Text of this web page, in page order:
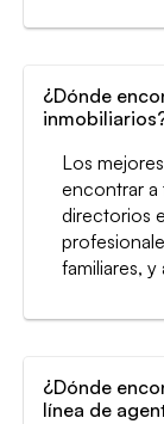
¿Dónde
Los
encontrar a
directorios
familiares,
¿Dónde
línea de